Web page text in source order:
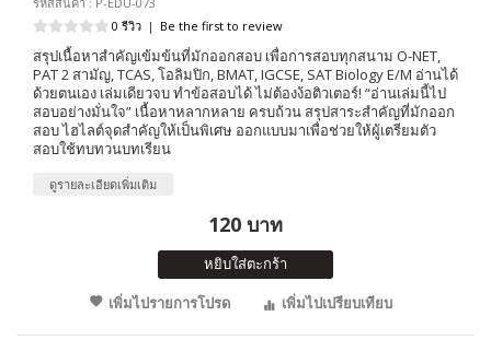
0 รีวิว | Be the first to review
สรุปเนื้อหาสำคัญเข้มข้นที่มักออกสอบ เพื่อการสอบทุกสนาม O-NET,
PAT 2 สามัญ, TCAS, โอลิมปิก, BMAT, IGCSE, SAT Biology E/M อ่านได้
ด้วยตนเอง เล่มเดียวจบ ทำข้อสอบได้ ไม่ต้องง้อติวเตอร์! “อ่านเล่มนี้ไป
สอบอย่างมั่นใจ” เนื้อหาหลากหลาย ครบถ้วน สรุปสาระสำคัญที่มักออก
สอบ ไฮไลต์จุดสำคัญให้เป็นพิเศษ ออกแบบมาเพื่อช่วยให้ผู้เตรียมตัว
สอบใช้ทบทวนบทเรียน
ดูรายละเอียดเพิ่มเติม
120 บาท
หยิบใส่ตะกร้า
เพิ่มไปรายการโปรด
เพิ่มไปเปรียบเทียบ